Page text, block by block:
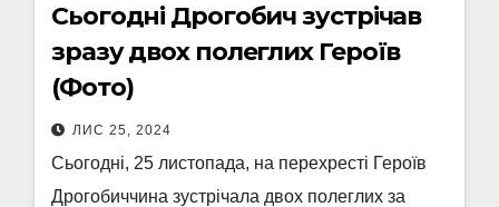
Сьогодні Дрогобич зустрічав
зразу двох полеглих Героїв
(Фото)
ЛИС 25, 2024
Сьогодні, 25 листопада, на перехресті Героїв
Дрогобиччина зустрічала двох полеглих за